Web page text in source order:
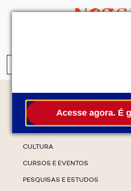
Acesse agora. É
Temas
CULTURA
CURSOS E EVENTOS
PESQUISAS E ESTUDOS